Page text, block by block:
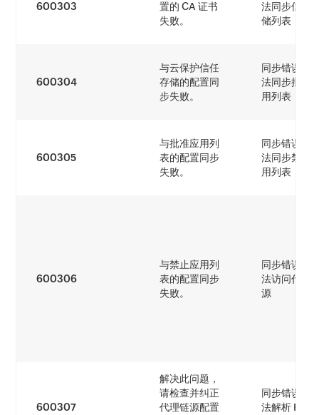
600303
置的 CA 证书
失败。
法同步信任
储列表
600304
与云保护信任
存储的配置同
步失败。
同步错误 - 无
法同步批准
用列表
600305
与批准应用列
表的配置同步
失败。
同步错误 - 无
法同步禁止
用列表
600306
与禁止应用列
表的配置同步
失败。
同步错误 - 无
法访问代理
源
600307
解决此问题，
请检查并纠正
代理链源配置
同步错误 - 无
法解析 PAC